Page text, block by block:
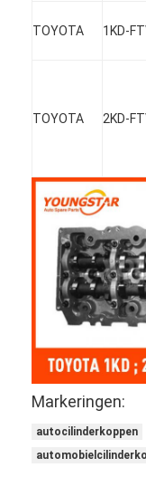
Thuis
Producten
TOYOTA 1KD-
TOYOTA 2KD-
Markeringen:
autocilinderkoppen